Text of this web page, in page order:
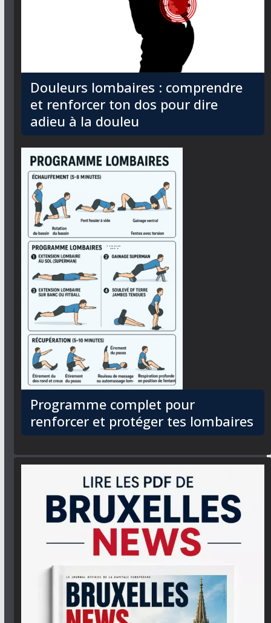
Douleurs lombaires : comprendre
et renforcer ton dos pour dire
adieu à la douleu
Programme complet pour
renforcer et protéger tes lombaires